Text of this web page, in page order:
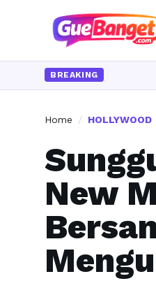
BREAKING
Home / HOLLYWOOD
New